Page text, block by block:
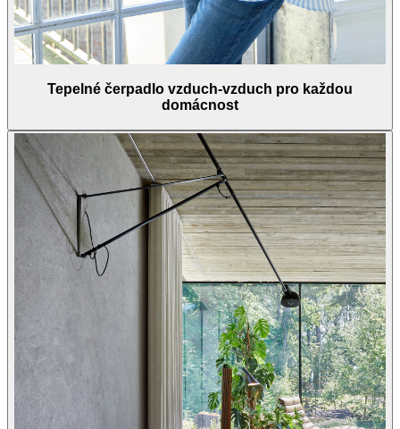
Tepelné čerpadlo vzduch-vzduch pro každou
domácnost